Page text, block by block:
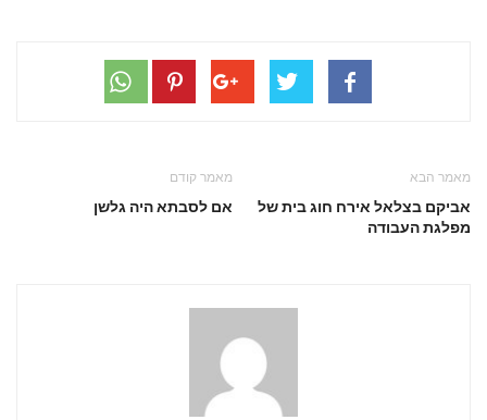
מאמר קודם
אם לסבתא היה גלשן
מאמר הבא
אביקם בצלאל אירח חוג בית של
מפלגת העבודה